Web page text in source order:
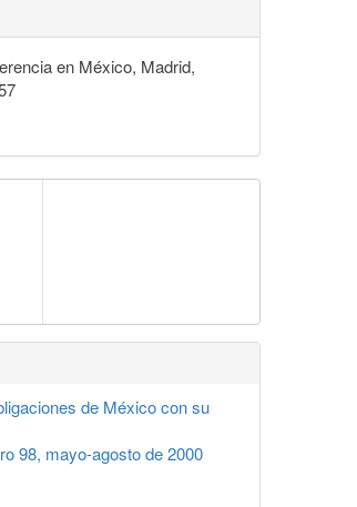
en México, Madrid,
de México con su
98, mayo-agosto de 2000